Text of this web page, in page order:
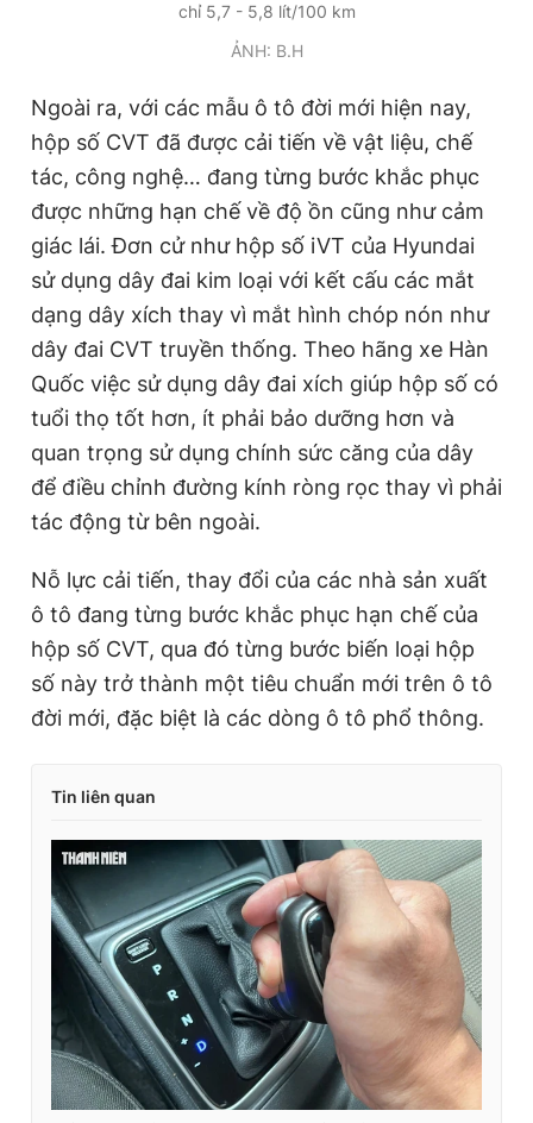
chỉ 5,7 - 5,8 lít/100 km
ẢNH: B.H
Ngoài ra, với các mẫu ô tô đời mới hiện nay,
hộp số CVT đã được cải tiến về vật liệu, chế
tác, công nghệ… đang từng bước khắc phục
được những hạn chế về độ ồn cũng như cảm
giác lái. Đơn cử như hộp số iVT của Hyundai
sử dụng dây đai kim loại với kết cấu các mắt
dạng dây xích thay vì mắt hình chóp nón như
dây đai CVT truyền thống. Theo hãng xe Hàn
Quốc việc sử dụng dây đai xích giúp hộp số có
tuổi thọ tốt hơn, ít phải bảo dưỡng hơn và
quan trọng sử dụng chính sức căng của dây
để điều chỉnh đường kính ròng rọc thay vì phải
tác động từ bên ngoài.
Nỗ lực cải tiến, thay đổi của các nhà sản xuất
ô tô đang từng bước khắc phục hạn chế của
hộp số CVT, qua đó từng bước biến loại hộp
số này trở thành một tiêu chuẩn mới trên ô tô
đời mới, đặc biệt là các dòng ô tô phổ thông.
Tin liên quan